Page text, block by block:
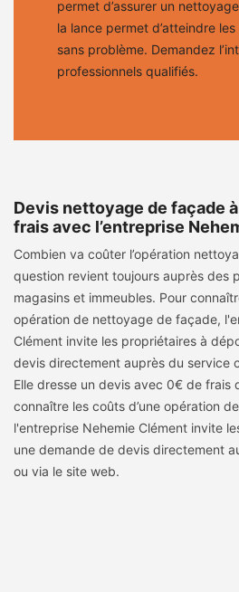
permet d’assurer un
la lance permet d’atteindre
sans problème. Demandez
professionnels qualifiés.
Devis nettoyage de façade
frais avec l’entreprise
Combien va coûter l’opération
question revient toujours auprès des
magasins et immeubles. Pour
opération de nettoyage de façade,
Clément invite les propriétaires à
devis directement auprès du service
Elle dresse un devis avec 0€ de frais
connaître les coûts d’une opération
l'entreprise Nehemie Clément invite
une demande de devis directement
ou via le site web.